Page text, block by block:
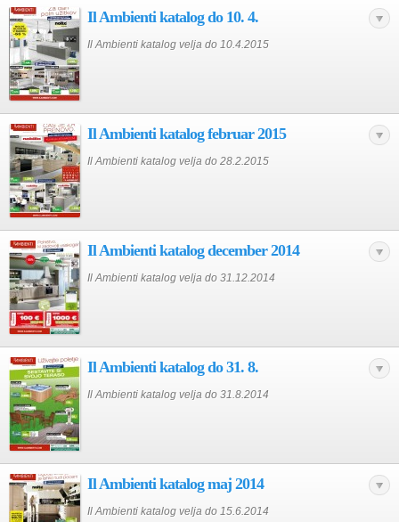
Il Ambienti katalog do 10. 4.
Il Ambienti katalog velja do 10.4.2015
Il Ambienti katalog februar 2015
Il Ambienti katalog velja do 28.2.2015
Il Ambienti katalog december 2014
Il Ambienti katalog velja do 31.12.2014
Il Ambienti katalog do 31. 8.
Il Ambienti katalog velja do 31.8.2014
Il Ambienti katalog maj 2014
Il Ambienti katalog velja do 15.6.2014